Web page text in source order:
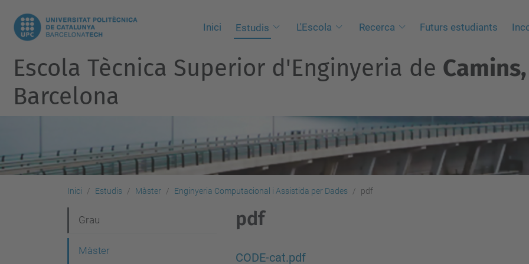
Inici Estudis L'Escola Recerca Futurs estudiants
Escola Tècnica Superior d'Enginyeria de
Barcelona
Inici Estudis Màster Enginyeria Computacional i Assistida per Dades pdf
pdf
CODE-cat.pdf
a
Grau
Màster